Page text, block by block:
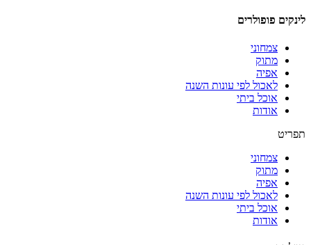
לינקים פופולרים
צמחוני
מתוק
אפיה
לאכול לפי עונות השנה
אוכל ביתי
אודות
תפריט
צמחוני
מתוק
אפיה
לאכול לפי עונות השנה
אוכל ביתי
אודות